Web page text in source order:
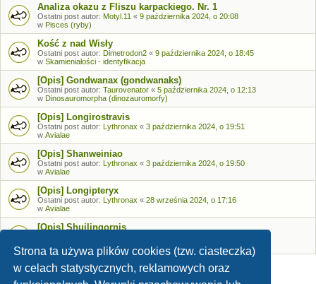
Strona ta używa plików cookies (tzw. ciasteczka)
w celach statystycznych, reklamowych oraz
Analiza okazu z Fliszu karpackiego. Nr. 1
Ostatni post autor: Motyl.11 « 9 października 2024, o 20:08
w Pisces (ryby)
Kość z nad Wisły
Ostatni post autor: Dimetrodon2 « 9 października 2024, o 18:45
w Skamieniałości - identyfikacja
[Opis] Gondwanax (gondwanaks)
Ostatni post autor: Taurovenator « 5 października 2024, o 12:13
w Dinosauromorpha (dinozauromorfy)
[Opis] Longirostravis
Ostatni post autor: Lythronax « 3 października 2024, o 19:51
w Avialae
[Opis] Shanweiniao
Ostatni post autor: Lythronax « 3 października 2024, o 19:50
w Avialae
[Opis] Longipteryx
Ostatni post autor: Lythronax « 28 września 2024, o 17:16
w Avialae
[Opis] Shuilingornis